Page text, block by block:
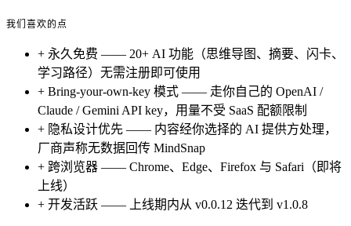
我们喜欢的点
+ 永久免费 —— 20+ AI 功能（思维导图、摘要、闪卡、
学习路径）无需注册即可使用
+ Bring-your-own-key 模式 —— 走你自己的 OpenAI /
Claude / Gemini API key，用量不受 SaaS 配额限制
+ 隐私设计优先 —— 内容经你选择的 AI 提供方处理，
厂商声称无数据回传 MindSnap
+ 跨浏览器 —— Chrome、Edge、Firefox 与 Safari（即将
上线）
+ 开发活跃 —— 上线期内从 v0.0.12 迭代到 v1.0.8